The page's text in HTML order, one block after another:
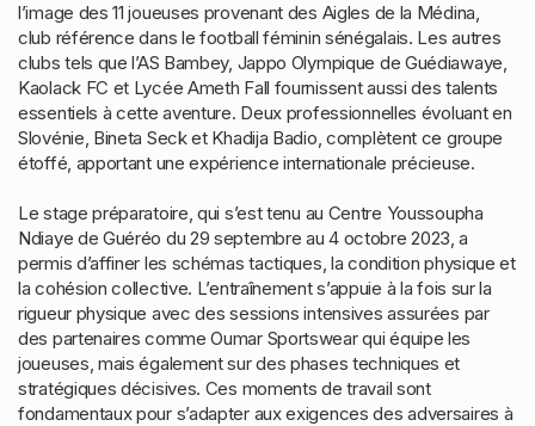
l’image des 11 joueuses provenant des Aigles de la Médina,
club référence dans le football féminin sénégalais. Les autres
clubs tels que l’AS Bambey, Jappo Olympique de Guédiawaye,
Kaolack FC et Lycée Ameth Fall fournissent aussi des talents
essentiels à cette aventure. Deux professionnelles évoluant en
Slovénie, Bineta Seck et Khadija Badio, complètent ce groupe
étoffé, apportant une expérience internationale précieuse.
Le stage préparatoire, qui s’est tenu au Centre Youssoupha
Ndiaye de Guéréo du 29 septembre au 4 octobre 2023, a
permis d’affiner les schémas tactiques, la condition physique et
la cohésion collective. L’entraînement s’appuie à la fois sur la
rigueur physique avec des sessions intensives assurées par
des partenaires comme Oumar Sportswear qui équipe les
joueuses, mais également sur des phases techniques et
stratégiques décisives. Ces moments de travail sont
fondamentaux pour s’adapter aux exigences des adversaires à